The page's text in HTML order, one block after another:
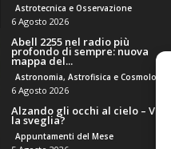
Astrotecnica e Osservazione
6 Agosto 2026
Abell 2255 nel radio più
profondo di sempre: nuova
mappa del...
Astronomia, Astrofisica e Cosmologia
6 Agosto 2026
Alzando gli occhi al cielo – Vale
la sveglia?
Appuntamenti del Mese